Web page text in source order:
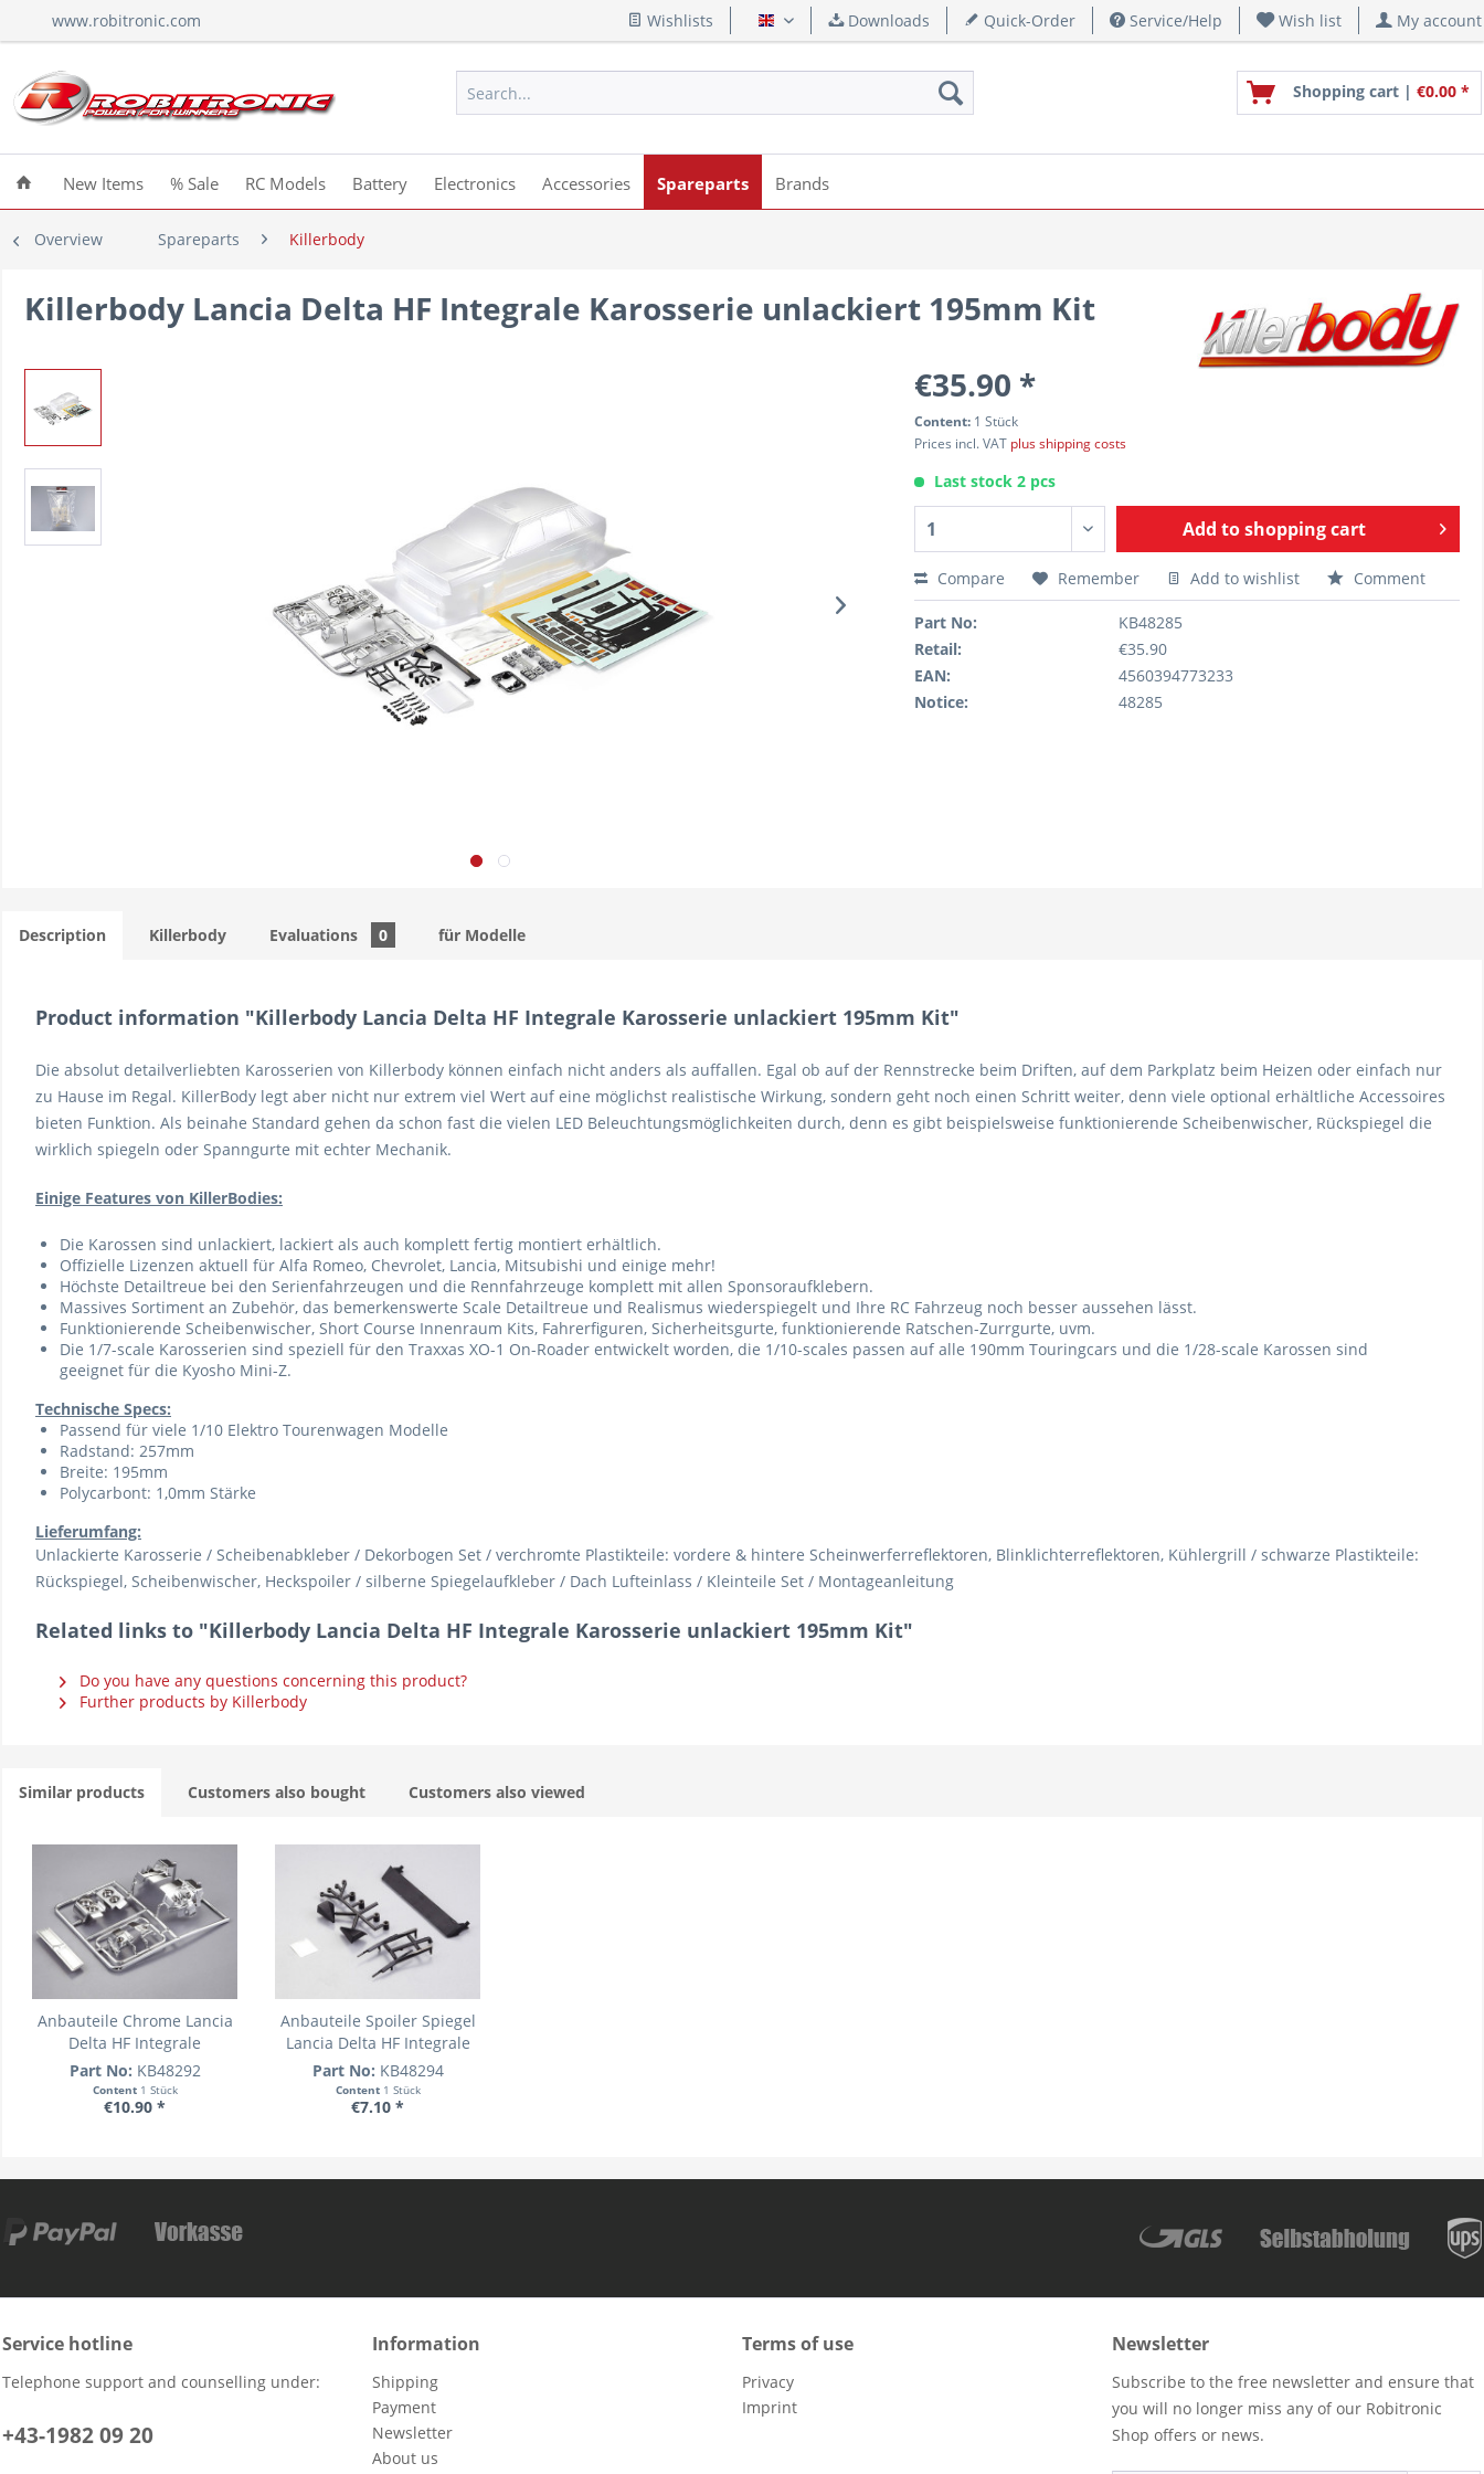
www.robitronic.com Wishlists English Downloads Quick-Order Service/Help Wish list My account
Shopping cart | €0.00 *
New Items % Sale RC Models Battery Electronics Accessories Spareparts Brands
Overview Spareparts Killerbody
Killerbody Lancia Delta HF Integrale Karosserie unlackiert 195mm Kit
€35.90 *
Content: 1 Stück
Prices incl. VAT plus shipping costs
Last stock 2 pcs
Add toshopping cart
Compare Remember Add to wishlist Comment
Part No:
KB48285
Retail:
€35.90
EAN:
4560394773233
Notice:
48285
Description Killerbody Evaluations 0 für Modelle
Product information "Killerbody Lancia Delta HF Integrale Karosserie unlackiert 195mm Kit"
Die absolut detailverliebten Karosserien von Killerbody können einfach nicht anders als auffallen. Egal ob auf der Rennstrecke beim Driften, auf dem Parkplatz beim Heizen oder einfach nur
zu Hause im Regal. KillerBody legt aber nicht nur extrem viel Wert auf eine möglichst realistische Wirkung, sondern geht noch einen Schritt weiter, denn viele optional erhältliche Accessoires
bieten Funktion. Als beinahe Standard gehen da schon fast die vielen LED Beleuchtungsmöglichkeiten durch, denn es gibt beispielsweise funktionierende Scheibenwischer, Rückspiegel die
wirklich spiegeln oder Spanngurte mit echter Mechanik.
Einige Features von KillerBodies:
Die Karossen sind unlackiert, lackiert als auch komplett fertig montiert erhältlich.
Offizielle Lizenzen aktuell für Alfa Romeo, Chevrolet, Lancia, Mitsubishi und einige mehr!
Höchste Detailtreue bei den Serienfahrzeugen und die Rennfahrzeuge komplett mit allen Sponsoraufklebern.
Massives Sortiment an Zubehör, das bemerkenswerte Scale Detailtreue und Realismus wiederspiegelt und Ihre RC Fahrzeug noch besser aussehen lässt.
Funktionierende Scheibenwischer, Short Course Innenraum Kits, Fahrerfiguren, Sicherheitsgurte, funktionierende Ratschen-Zurrgurte, uvm.
Die 1/7-scale Karosserien sind speziell für den Traxxas XO-1 On-Roader entwickelt worden, die 1/10-scales passen auf alle 190mm Touringcars und die 1/28-scale Karossen sind
geeignet für die Kyosho Mini-Z.
Technische Specs:
Passend für viele 1/10 Elektro Tourenwagen Modelle
Radstand: 257mm
Breite: 195mm
Polycarbont: 1,0mm Stärke
Lieferumfang:
Unlackierte Karosserie / Scheibenabkleber / Dekorbogen Set / verchromte Plastikteile: vordere & hintere Scheinwerferreflektoren, Blinklichterreflektoren, Kühlergrill / schwarze Plastikteile:
Rückspiegel, Scheibenwischer, Heckspoiler / silberne Spiegelaufkleber / Dach Lufteinlass / Kleinteile Set / Montageanleitung
Related links to "Killerbody Lancia Delta HF Integrale Karosserie unlackiert 195mm Kit"
Do you have any questions concerning this product?
Further products by Killerbody
Similar products Customers also bought Customers also viewed
Anbauteile Chrome Lancia
Delta HF Integrale
Part No: KB48292
Content 1 Stück
€10.90 *
Anbauteile Spoiler Spiegel
Lancia Delta HF Integrale
Part No: KB48294
Content 1 Stück
€7.10 *
Service hotline
Telephone support and counselling under:
+43-1982 09 20
Information
Shipping
Payment
Newsletter
About us
Terms of use
Privacy
Imprint
Newsletter
Subscribe to the free newsletter and ensure that
you will no longer miss any of our Robitronic
Shop offers or news.